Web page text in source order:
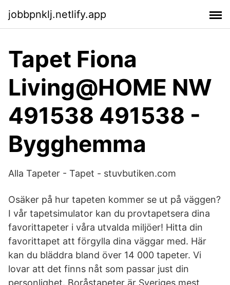
jobbpnklj.netlify.app
Tapet Fiona
Living@HOME NW
491538 491538 -
Bygghemma
Alla Tapeter - Tapet - stuvbutiken.com
Osäker på hur tapeten kommer se ut på väggen?
I vår tapetsimulator kan du provtapetsera dina
favorittapeter i våra utvalda miljöer! Hitta din
favorittapet att förgylla dina väggar med. Här
kan du bläddra bland över 14 000 tapeter. Vi
lovar att det finns nåt som passar just din
personlighet. Boråstapeter är Sveriges mest